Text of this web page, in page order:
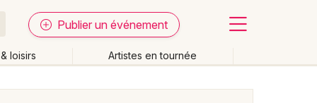
Publier un événement
loisirs Artistes en tournée